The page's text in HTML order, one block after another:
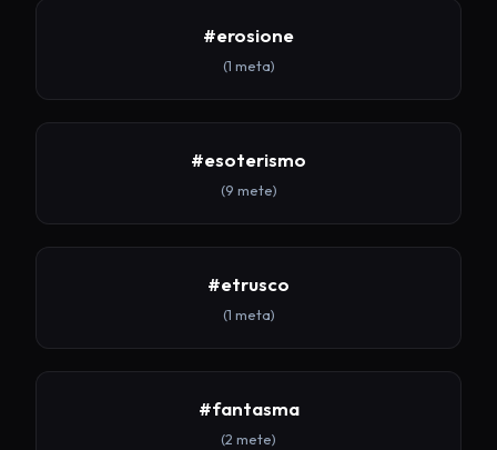
#erosione
(1 meta)
#esoterismo
(9 mete)
#etrusco
(1 meta)
#fantasma
(2 mete)